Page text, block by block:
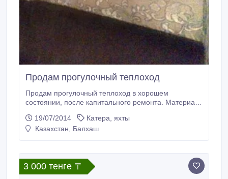
Продам прогулочный теплоход
Продам прогулочный теплоход в хорошем
состоянии, после капитального ремонта. Материал
Грузоподъемность 15 тонн. Пассажировместимость
12-14 человек. Имеется 3 каюты, 2 из них
оснащены столиками и сиденьями.
19/07/2014
Катера, яхты
Казахстан, Балхаш
3 000 тенге 〒